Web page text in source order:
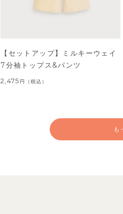
【セットアップ】ミルキーウェイ
7分袖トップス&パンツ
2,475 円 （税込）
も